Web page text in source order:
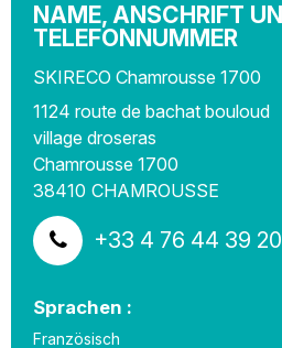
NAME, ANSCHRIFT
TELEFONNUMMER
SKIRECO Chamrousse 1700
1124 route de bachat bouloud
village droseras
Chamrousse 1700
38410 CHAMROUSSE
+33 4 76 44 39 20
Sprachen :
Französisch